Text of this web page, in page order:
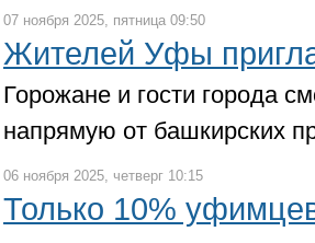
07 ноября 2025, пятница 09:50
Жителей Уфы
Горожане и гости города
напрямую от башкирских
06 ноября 2025, четверг 10:15
Только 10%